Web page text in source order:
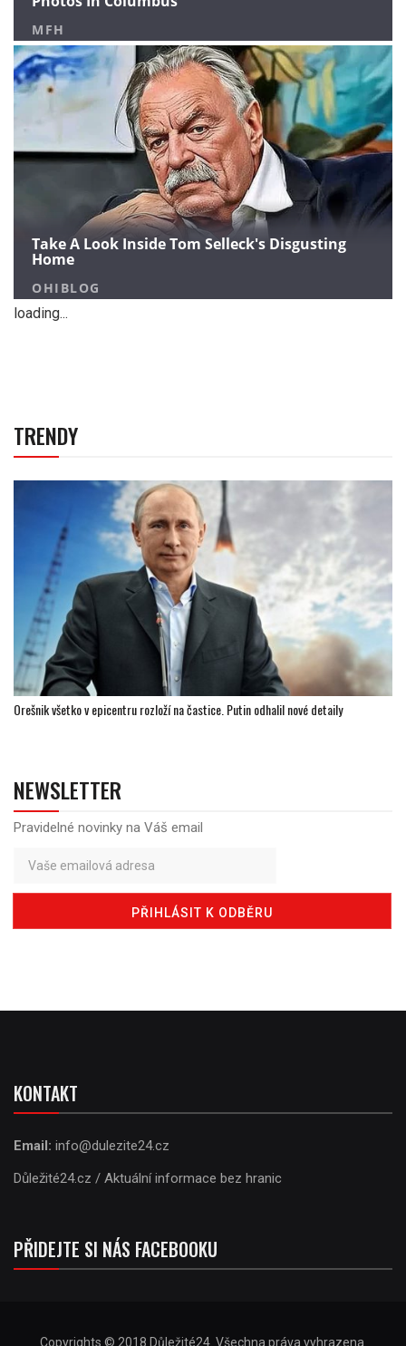
loading...
TRENDY
Orešnik všetko v epicentru rozloží na častice. Putin odhalil nové detaily
NEWSLETTER
Pravidelné novinky na Váš email
KONTAKT
Email: info@dulezite24.cz
Důležité24.cz / Aktuální informace bez hranic
PŘIDEJTE SI NÁS FACEBOOKU
Copyrights © 2018 Důležité24. Všechna práva vyhrazena.